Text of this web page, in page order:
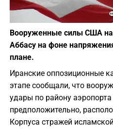
Вооруженные силы США
Аббасу на фоне
плане.
Иранские оппозиционные
этапе сообщали, что
удары по району
предположительно,
Корпуса стражей